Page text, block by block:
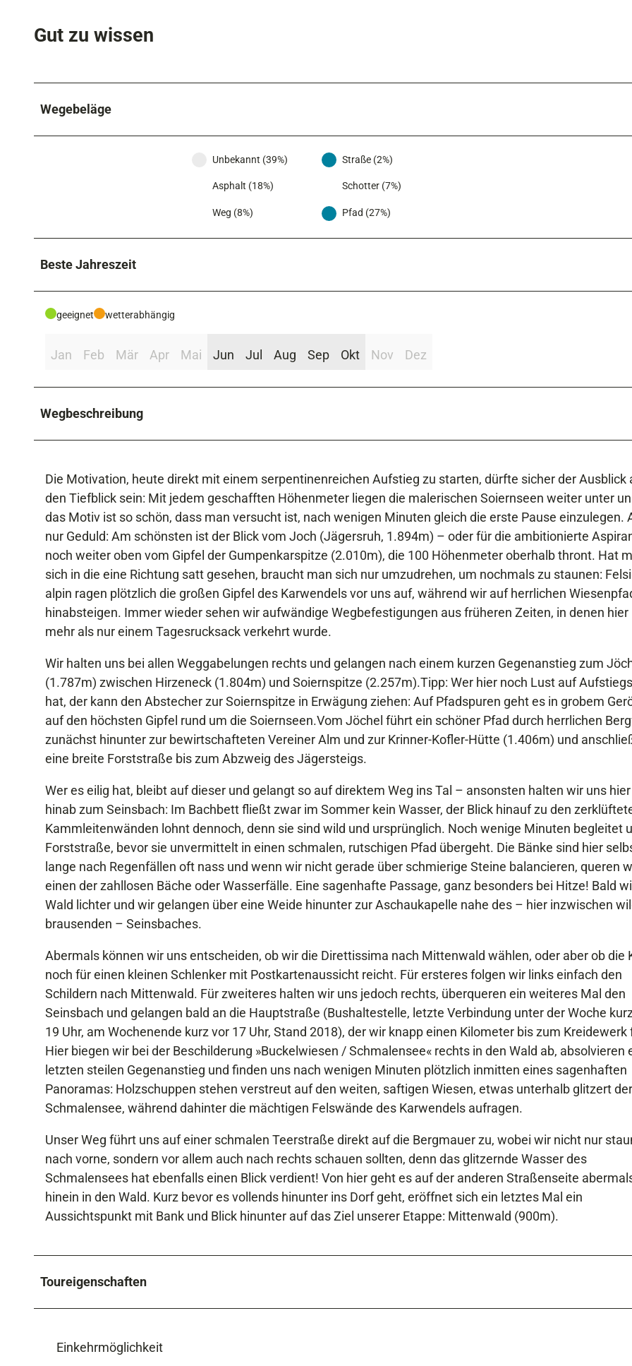
Gut zu wissen
Wegebeläge
Unbekannt (39%) Straße (2%)
Asphalt (18%) Schotter (7%)
Weg (8%) Pfad (27%)
Beste Jahreszeit
geeignet wetterabhängig
Jan Feb Mär Apr Mai Jun Jul Aug Sep Okt Nov Dez
Wegbeschreibung
Die Motivation, heute direkt mit einem serpentinenreichen Aufstieg zu starten, dürfte sicher der Ausblick
den Tiefblick sein: Mit jedem geschafften Höhenmeter liegen die malerischen Soiernseen weiter unter
das Motiv ist so schön, dass man versucht ist, nach wenigen Minuten gleich die erste Pause einzulegen.
nur Geduld: Am schönsten ist der Blick vom Joch (Jägersruh, 1.894m) – oder für die ambitionierte
noch weiter oben vom Gipfel der Gumpenkarspitze (2.010m), die 100 Höhenmeter oberhalb thront. Hat
sich in die eine Richtung satt gesehen, braucht man sich nur umzudrehen, um nochmals zu staunen:
alpin ragen plötzlich die großen Gipfel des Karwendels vor uns auf, während wir auf herrlichen
hinabsteigen. Immer wieder sehen wir aufwändige Wegbefestigungen aus früheren Zeiten, in denen
mehr als nur einem Tagesrucksack verkehrt wurde.
Wir halten uns bei allen Weggabelungen rechts und gelangen nach einem kurzen Gegenanstieg zum
(1.787m) zwischen Hirzeneck (1.804m) und Soiernspitze (2.257m).Tipp: Wer hier noch Lust auf
hat, der kann den Abstecher zur Soiernspitze in Erwägung ziehen: Auf Pfadspuren geht es in grobem
auf den höchsten Gipfel rund um die Soiernseen.Vom Jöchel führt ein schöner Pfad durch herrlichen
zunächst hinunter zur bewirtschafteten Vereiner Alm und zur Krinner-Kofler-Hütte (1.406m) und
eine breite Forststraße bis zum Abzweig des Jägersteigs.
Wer es eilig hat, bleibt auf dieser und gelangt so auf direktem Weg ins Tal – ansonsten halten wir uns
hinab zum Seinsbach: Im Bachbett fließt zwar im Sommer kein Wasser, der Blick hinauf zu den
Kammleitenwänden lohnt dennoch, denn sie sind wild und ursprünglich. Noch wenige Minuten begleitet
Forststraße, bevor sie unvermittelt in einen schmalen, rutschigen Pfad übergeht. Die Bänke sind hier
lange nach Regenfällen oft nass und wenn wir nicht gerade über schmierige Steine balancieren, queren
einen der zahllosen Bäche oder Wasserfälle. Eine sagenhafte Passage, ganz besonders bei Hitze! Bald
Wald lichter und wir gelangen über eine Weide hinunter zur Aschaukapelle nahe des – hier inzwischen
brausenden – Seinsbaches.
Abermals können wir uns entscheiden, ob wir die Direttissima nach Mittenwald wählen, oder aber ob die
noch für einen kleinen Schlenker mit Postkartenaussicht reicht. Für ersteres folgen wir links einfach den
Schildern nach Mittenwald. Für zweiteres halten wir uns jedoch rechts, überqueren ein weiteres Mal den
Seinsbach und gelangen bald an die Hauptstraße (Bushaltestelle, letzte Verbindung unter der Woche
19 Uhr, am Wochenende kurz vor 17 Uhr, Stand 2018), der wir knapp einen Kilometer bis zum Kreidewerk
Hier biegen wir bei der Beschilderung »Buckelwiesen / Schmalensee« rechts in den Wald ab, absolvieren
letzten steilen Gegenanstieg und finden uns nach wenigen Minuten plötzlich inmitten eines sagenhaften
Panoramas: Holzschuppen stehen verstreut auf den weiten, saftigen Wiesen, etwas unterhalb glitzert der
Schmalensee, während dahinter die mächtigen Felswände des Karwendels aufragen.
Unser Weg führt uns auf einer schmalen Teerstraße direkt auf die Bergmauer zu, wobei wir nicht nur
nach vorne, sondern vor allem auch nach rechts schauen sollten, denn das glitzernde Wasser des
Schmalensees hat ebenfalls einen Blick verdient! Von hier geht es auf der anderen Straßenseite
hinein in den Wald. Kurz bevor es vollends hinunter ins Dorf geht, eröffnet sich ein letztes Mal ein
Aussichtspunkt mit Bank und Blick hinunter auf das Ziel unserer Etappe: Mittenwald (900m).
Toureigenschaften
Einkehrmöglichkeit